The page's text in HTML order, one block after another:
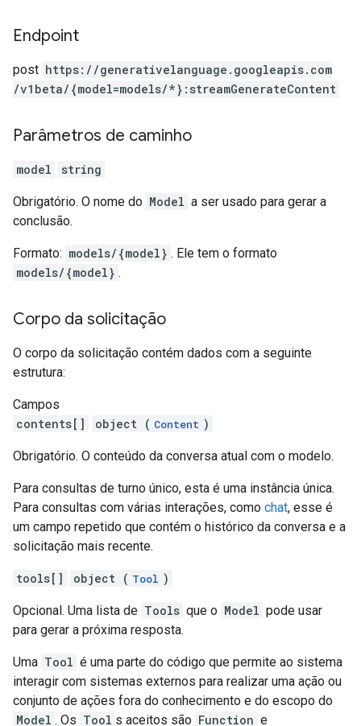
Endpoint
post https: / /generativelanguage.googleapis.com
/v1beta/{model=models/*}:streamGenerateContent
Parâmetros de caminho
model string
Obrigatório. O nome do Model a ser usado para gerar a
conclusão.
Formato: models/{model} . Ele tem o formato
models/{model} .
Corpo da solicitação
O corpo da solicitação contém dados com a seguinte
estrutura:
Campos
contents[]
object ( Content )
Obrigatório. O conteúdo da conversa atual com o modelo.
Para consultas de turno único, esta é uma instância única.
Para consultas com várias interações, como chat, esse é
um campo repetido que contém o histórico da conversa e a
solicitação mais recente.
tools[] object ( Tool )
Opcional. Uma lista de Tools que o Model pode usar
para gerar a próxima resposta.
Uma Tool é uma parte do código que permite ao sistema
interagir com sistemas externos para realizar uma ação ou
conjunto de ações fora do conhecimento e do escopo do
Model . Os Tool s aceitos são Function e